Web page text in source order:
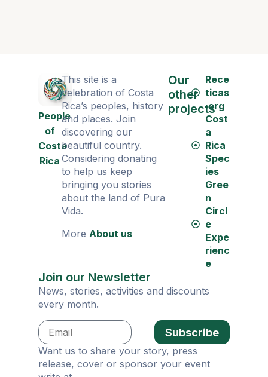
People
of
Costa
Rica
This site is a
celebration of Costa
Rica’s peoples, history
and places. Join
discovering our
beautiful country.
Considering donating
to help us keep
bringing you stories
about the land of Pura
Vida.
More About us
Our
other
projects
Rece
ticas
.org
Cost
a
Rica
Spec
ies
Gree
n
Circl
e
Expe
rienc
e
Join our Newsletter
News, stories, activities and discounts
every month.
Subscribe
Want us to share your story, press
release, cover or sponsor your event